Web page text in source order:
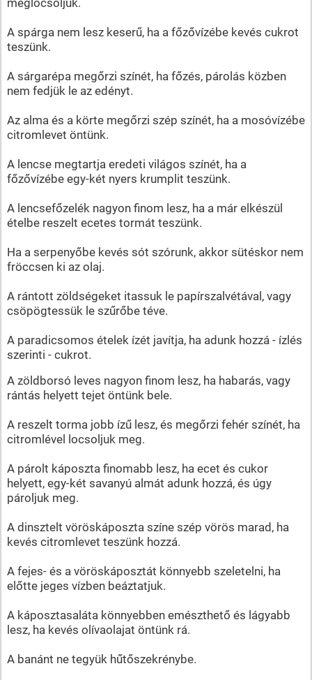
A spárga nem lesz keserű, ha a főzővízébe kevés cukrot
teszünk.
A sárgarépa megőrzi színét, ha főzés, párolás közben
nem fedjük le az edényt.
Az alma és a körte megőrzi szép színét, ha a mosóvízébe
citromlevet öntünk.
A lencse megtartja eredeti világos színét, ha a
főzővízébe egy-két nyers krumplit teszünk.
A lencsefőzelék nagyon finom lesz, ha a már elkészül
ételbe reszelt ecetes tormát teszünk.
Ha a serpenyőbe kevés sót szórunk, akkor sütéskor nem
fröccsen ki az olaj.
A rántott zöldségeket itassuk le papírszalvétával, vagy
csöpögtessük le szűrőbe téve.
A paradicsomos ételek ízét javítja, ha adunk hozzá - ízlés
szerinti - cukrot.
A zöldborsó leves nagyon finom lesz, ha habarás, vagy
rántás helyett tejet öntünk bele.
A reszelt torma jobb ízű lesz, és megőrzi fehér színét, ha
citromlével locsoljuk meg.
A párolt káposzta finomabb lesz, ha ecet és cukor
helyett, egy-két savanyú almát adunk hozzá, és úgy
pároljuk meg.
A dinsztelt vöröskáposzta színe szép vörös marad, ha
kevés citromlevet teszünk hozzá.
A fejes- és a vöröskáposztát könnyebb szeletelni, ha
előtte jeges vízben beáztatjuk.
A káposztasaláta könnyebben emészthető és lágyabb
lesz, ha kevés olívaolajat öntünk rá.
A banánt ne tegyük hűtőszekrénybe.